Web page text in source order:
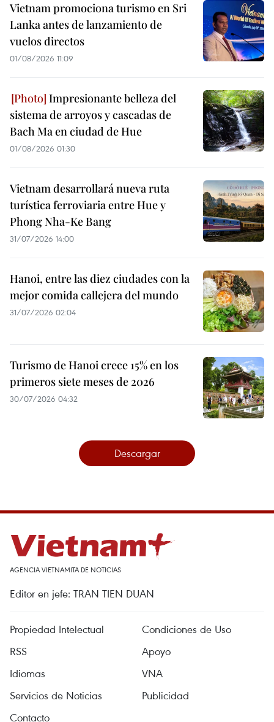
Vietnam promociona turismo en Sri
Lanka antes de lanzamiento de
vuelos directos
01/08/2026 11:09
Impresionante belleza del
sistema de arroyos y cascadas de
Bach Ma en ciudad de Hue
01/08/2026 01:30
Vietnam desarrollará nueva ruta
turística ferroviaria entre Hue y
Phong Nha-Ke Bang
31/07/2026 14:00
Hanoi, entre las diez ciudades con la
mejor comida callejera del mundo
31/07/2026 02:04
Turismo de Hanoi crece 15% en los
primeros siete meses de 2026
30/07/2026 04:32
Descargar
AGENCIA VIETNAMITA DE NOTICIAS
Editor en jefe: TRAN TIEN DUAN
Propiedad Intelectual
Condiciones de Uso
RSS
Apoyo
Idiomas
VNA
Servicios de Noticias
Publicidad
Contacto